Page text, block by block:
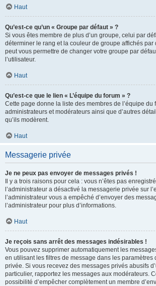
Haut
Qu’est-ce qu’un « Groupe par défaut » ?
Si vous êtes membre de plus d’un groupe, celui par
déterminer le rang et la couleur de groupe affichés par
peut vous permettre de changer votre groupe par
l’utilisateur.
Haut
Qu’est-ce que le lien « L’équipe du forum » ?
Cette page donne la liste des membres de l’équipe du
administrateurs et modérateurs ainsi que d’autres
qu’ils modèrent.
Haut
Messagerie privée
Je ne peux pas envoyer de messages privés !
Il y a trois raisons pour cela : vous n’êtes pas
l’administrateur a désactivé la messagerie privée sur
l’administrateur vous a empêché d’envoyer des
l’administrateur pour plus d’informations.
Haut
Je reçois sans arrêt des messages indésirables !
Vous pouvez supprimer automatiquement les
en utilisant les filtres de message dans les paramètres
privée. Si vous recevez des messages privés abusifs
particulier, rapportez les messages aux modérateurs.
possibilité d’empêcher complètement un membre